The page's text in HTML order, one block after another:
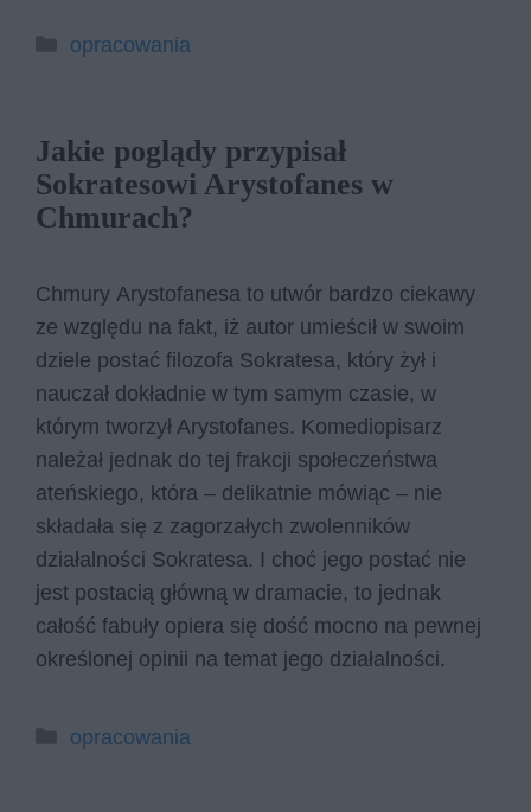
Kategorie
opracowania
Jakie poglądy przypisał
Sokratesowi Arystofanes w
Chmurach?
Chmury Arystofanesa to utwór bardzo ciekawy
ze względu na fakt, iż autor umieścił w swoim
dziele postać filozofa Sokratesa, który żył i
nauczał dokładnie w tym samym czasie, w
którym tworzył Arystofanes. Komediopisarz
należał jednak do tej frakcji społeczeństwa
ateńskiego, która – delikatnie mówiąc – nie
składała się z zagorzałych zwolenników
działalności Sokratesa. I choć jego postać nie
jest postacią główną w dramacie, to jednak
całość fabuły opiera się dość mocno na pewnej
określonej opinii na temat jego działalności.
Kategorie
opracowania